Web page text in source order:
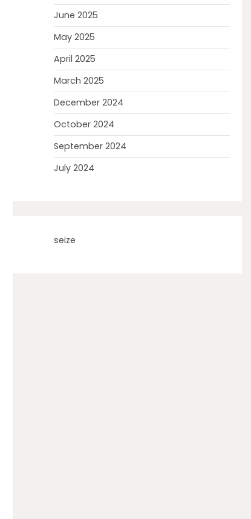
June 2025
May 2025
April 2025
March 2025
December 2024
October 2024
September 2024
July 2024
seize